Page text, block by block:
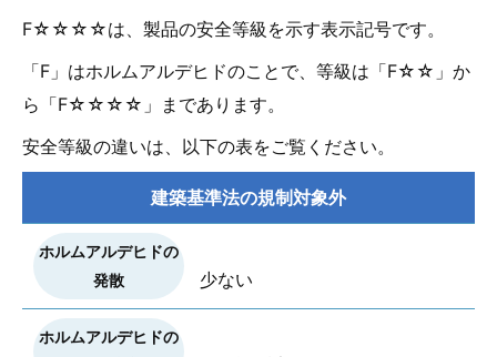
F☆☆☆☆は、製品の安全等級を示す表示記号です。
「F」はホルムアルデヒドのことで、等級は「F☆☆」か
ら「F☆☆☆☆」まであります。
安全等級の違いは、以下の表をご覧ください。
建築基準法の規制対象外
少ない